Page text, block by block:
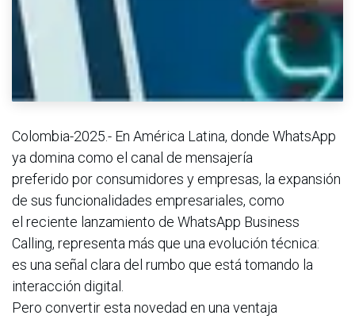
Colombia-2025.- En América Latina, donde WhatsApp
ya domina como el canal de mensajería
preferido por consumidores y empresas, la expansión
de sus funcionalidades empresariales, como
el reciente lanzamiento de WhatsApp Business
Calling, representa más que una evolución técnica:
es una señal clara del rumbo que está tomando la
interacción digital.
Pero convertir esta novedad en una ventaja